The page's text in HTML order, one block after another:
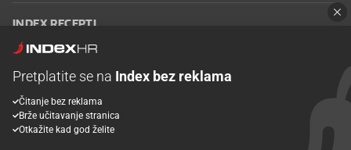
INDEX RECEPTI
Oglašavanje Zaposli se na Indexu
korištenja
Postavke kolačića
Pretplatite se na Index bez reklama
Čitanje bez reklama
Brže učitavanje stranica
Otkažite kad god želite